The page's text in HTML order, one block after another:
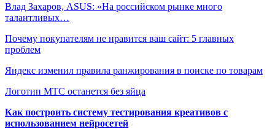
Влад Захаров, ASUS: «На российском рынке много
талантливых…
Почему покупателям не нравится ваш сайт: 5 главных
проблем
Яндекс изменил правила ранжирования в поиске по товарам
Логотип МТС останется без яйца
Как построить систему тестирования креативов с
использованием нейросетей